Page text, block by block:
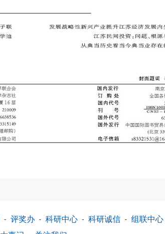
- 评奖办 - 科研中心 - 科研诚信 - 组联中心